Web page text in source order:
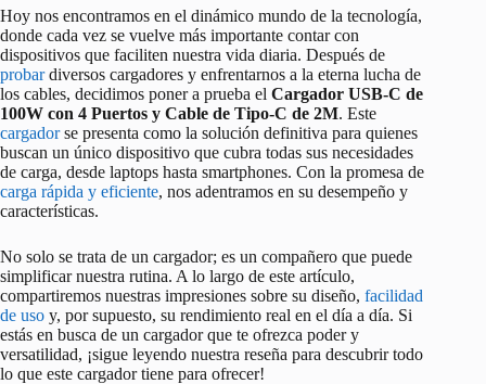
Hoy nos encontramos en el dinámico mundo de la tecnología,
donde cada vez se vuelve más importante contar con
dispositivos que faciliten nuestra vida diaria. Después de
probardiversos cargadores y enfrentarnos a la eterna lucha de
los cables, decidimos poner a prueba el Cargador USB-C de
100W con 4 Puertos y Cable de Tipo-C de 2M. Este
cargadorse presenta como la solución definitiva para quienes
buscan un único dispositivo que cubra todas sus necesidades
de carga, desde laptops hasta smartphones. Con la promesa de
carga rápida y eficiente, nos adentramos en su desempeño y
características.
No solo se trata de un cargador; es un compañero que puede
simplificar nuestra rutina. A lo largo de este artículo,
compartiremos nuestras impresiones sobre su diseño, facilidad
de uso y, por supuesto, su rendimiento real en el día a día. Si
estás en busca de un cargador que te ofrezca poder y
versatilidad, ¡sigue leyendo nuestra reseña para descubrir todo
lo que este cargador tiene para ofrecer!